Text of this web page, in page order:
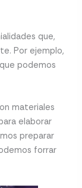
que,
Por ejemplo,
podemos
materiales
elaborar
preparar
forrar